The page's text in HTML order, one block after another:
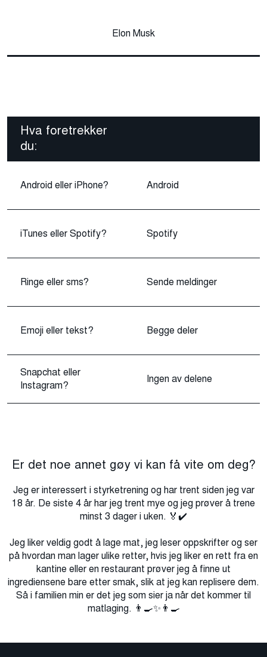
Elon Musk
Hva foretrekker
du:
Android eller iPhone?
iTunes eller Spotify?
Ringe eller sms?
Emoji eller tekst?
Snapchat eller
Instagram?
Android
Spotify
Sende meldinger
Begge deler
Ingen av delene
Er det noe annet gøy vi kan få vite om deg?
Jeg er interessert i styrketrening og har trent siden jeg var
18 år. De siste 4 år har jeg trent mye og jeg prøver å trene
minst 3 dager i uken. 🏅✔️
Jeg liker veldig godt å lage mat, jeg leser oppskrifter og ser
på hvordan man lager ulike retter, hvis jeg liker en rett fra en
kantine eller en restaurant prøver jeg å finne ut
ingrediensene bare etter smak, slik at jeg kan replisere dem.
Så i familien min er det jeg som sier ja når det kommer til
matlaging. 👨‍🍳✨👨‍🍳